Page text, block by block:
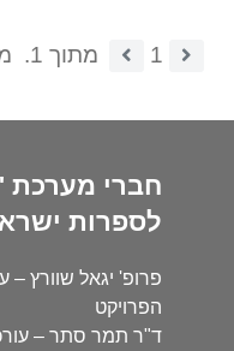
1 מתוך 1.
חברי מערכת
לספרות
פרופ' יגאל שוורץ –
הפרויקט
ד"ר תמר סתר –